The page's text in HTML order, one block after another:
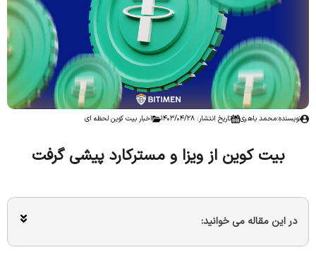
نویسنده:محمد باهری تاریخ انتشار: 1403/04/28 اخبار بیت کوین لحظه ای
بیت کوین از ویزا و مسترکارد پیشی گرفت
در این مقاله می خوانید: